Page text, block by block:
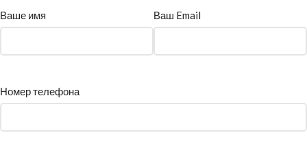
Ваше имя Ваш Email
Номер телефона